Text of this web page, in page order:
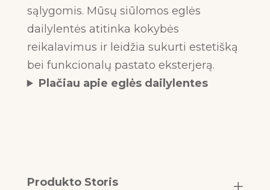
sąlygomis. Mūsų siūlomos eglės
dailylentės atitinka kokybės
reikalavimus ir leidžia sukurti estetišką
bei funkcionalų pastato eksterjerą.
Plačiau apie eglės dailylentes
Produkto Storis